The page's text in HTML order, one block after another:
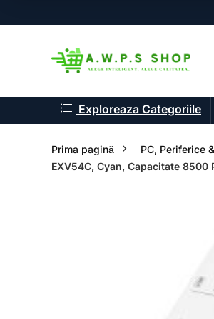
Exploreaza Categoriile
Prima pagină PC, Periferice
EXV54C, Cyan, Capacitate